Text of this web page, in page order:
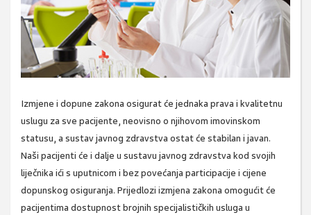
Izmjene i dopune zakona osigurat će jednaka prava i kvalitetnu
uslugu za sve pacijente, neovisno o njihovom imovinskom
statusu, a sustav javnog zdravstva ostat će stabilan i javan.
Naši pacijenti će i dalje u sustavu javnog zdravstva kod svojih
liječnika ići s uputnicom i bez povećanja participacije i cijene
dopunskog osiguranja. Prijedlozi izmjena zakona omogućit će
pacijentima dostupnost brojnih specijalističkih usluga u